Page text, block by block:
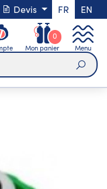
Devis FR EN
Mon panier
0
Menu